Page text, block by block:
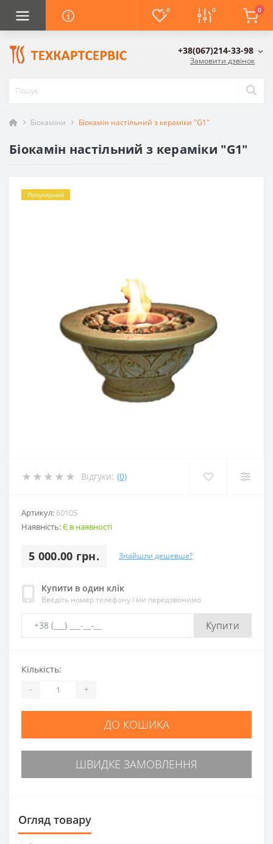
0 0 0
+38(067)214-33-98
Замовити дзвінок
Біокаміни Біокамін настільний з кераміки "G1"
Біокамін настільний з кераміки "G1"
Популярний
Відгуки: (0)
Артикул: 60105
Наявність:Є в наявності
5 000.00 грн. Знайшли дешевше?
Купити в один клік
Введіть номер телефону і ми передзвонимо
Купити
Кількість:
- +
ДО КОШИКА
ШВИДКЕ ЗАМОВЛЕННЯ
Огляд товару